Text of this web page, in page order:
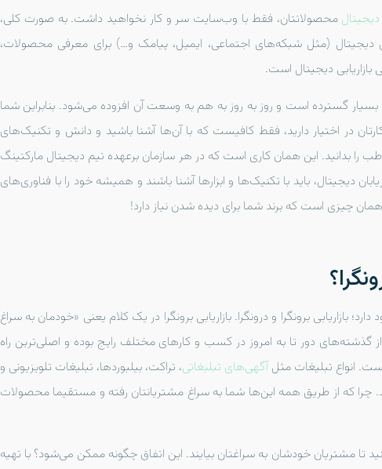
دیجیتال محصولاتتان، فقط با وب‌سایت سر و کار نخواهید داشت. به صورت کلی،
دیجیتال (مثل شبکه‌های اجتماعی، ایمیل، پیامک و…) برای معرفی محصولات،
دیجیتال است.
گسترده است و روز به روز به هم به وسعت آن افزوده می‌شود. بنابراین شما
در اختیار دارید، فقط کافیست که با آن‌ها آشنا باشید و دانش و تکنیک‌های
را بدانید. این همان کاری است که در هر سازمان برعهده تیم دیجیتال مارکتینگ
دیجیتال، باید با تکنیک‌ها و ابزارها آشنا باشند و همیشه خود را با فناوری‌های
همان چیزی است که برند شما برای دیده شدن نیاز دارد!
بازاریابی برونگرا و درونگرا. بازاریابی برونگرا در یک کلام یعنی «خودمان به سراغ
دور تا به امروز در کسب و کارهای مختلف رایج بوده و اصلی‌ترین راه
انواع تبلیغات مثلآگهی‌های تبلیغاتی، تراکت، بیلبوردها، تبلیغات تلویزیونی و
چرا که از طریق همه این‌ها شما به سراغ مشتریانتان رفته و مستقیما محصولات
تا مشتریان خودشان به سراغتان بیایند. این اتفاق چگونه ممکن می‌شود؟ با تهیه